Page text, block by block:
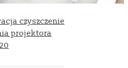
czyszczenie
projektora